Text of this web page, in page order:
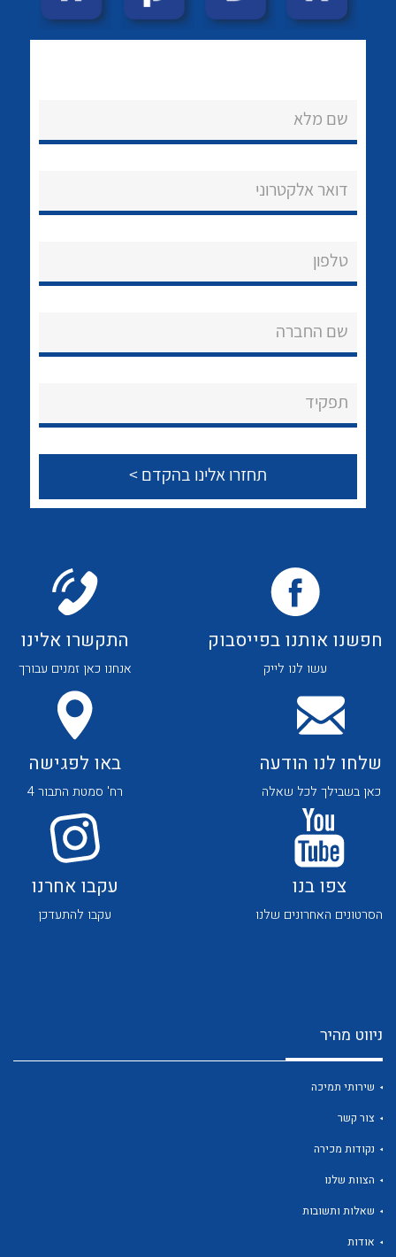
לכל מוצרי היצרן לכל מוצרי היצרן
לכל מוצרי היצרן
לכל מוצרי היצרן לכל מוצרי היצרן
לכל מוצרי היצרן לכל מוצרי היצרן
שם מלא
דואר אלקטרוני
טלפון
שם החברה
תפקיד
חפשנו אותנו בפייסבוק
עשו לנו לייק
התקשרו אלינו
אנחנו כאן זמנים עבורך
שלחו לנו הודעה
כאן בשבילך לכל שאלה
באו לפגישה
רח' סמטת התבור 4
צפו בנו
הסרטונים האחרונים שלנו
עקבו אחרנו
עקבו להתעדכן
ניווט מהיר
שירותי תמיכה
צור קשר
נקודות מכירה
הצוות שלנו
שאלות ותשובות
אודות